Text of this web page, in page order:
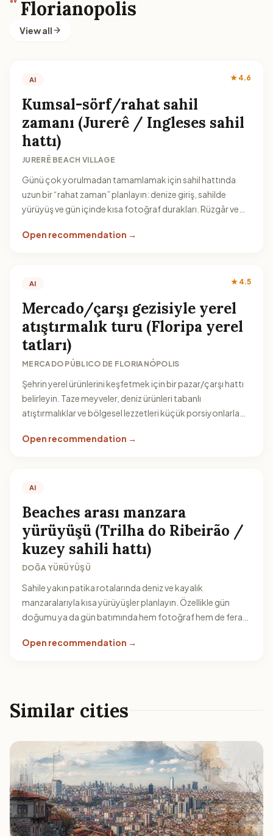
Florianopolis
View all
AI ★ 4.6
Kumsal-sörf/rahat sahil
zamanı (Jurerê / Ingleses sahil
hattı)
JURERÊ BEACH VILLAGE
Günü çok yorulmadan tamamlamak için sahil hattında
uzun bir “rahat zaman” planlayın: denize giriş, sahilde
yürüyüş ve gün içinde kısa fotoğraf durakları. Rüzgâr ve
esnetin.
Open recommendation →
AI ★ 4.5
Mercado/çarşı gezisiyle yerel
atıştırmalık turu (Floripa yerel
tatları)
MERCADO PÚBLICO DE FLORIANÓPOLIS
Şehrin yerel ürünlerini keşfetmek için bir pazar/çarşı hattı
belirleyin. Taze meyveler, deniz ürünleri tabanlı
atıştırmalıklar ve bölgesel lezzetleri küçük porsiyonlarla
Open recommendation →
AI
Beaches arası manzara
yürüyüşü (Trilha do Ribeirão /
kuzey sahili hattı)
DOĞA YÜRÜYÜŞÜ
Sahile yakın patika rotalarında deniz ve kayalık
manzaralarıyla kısa yürüyüşler planlayın. Özellikle gün
doğumu ya da gün batımında hem fotoğraf hem de ferah
uzunluk ayarlayıp güvenli/işaretli bölümleri tercih edin.
Open recommendation →
Similar cities